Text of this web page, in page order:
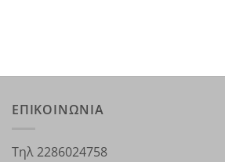
ΕΠΙΚΟΙΝΩΝΙΑ
Τηλ 2286024758